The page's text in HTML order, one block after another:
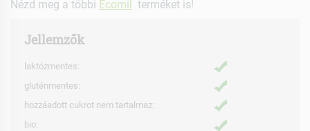
Nézd meg a többi Ecomil terméket is!
Jellemzők
laktózmentes:
gluténmentes:
hozzáadott cukrot nem tartalmaz:
bio: